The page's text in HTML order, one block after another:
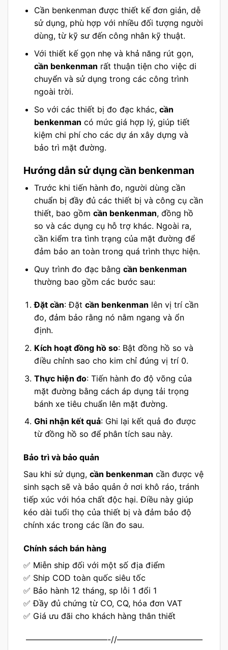
Cần benkenman được thiết kế đơn giản, dễ
sử dụng, phù hợp với nhiều đối tượng người
dùng, từ kỹ sư đến công nhân kỹ thuật.
Với thiết kế gọn nhẹ và khả năng rút gọn,
cần benkenman rất thuận tiện cho việc di
chuyển và sử dụng trong các công trình
ngoài trời.
So với các thiết bị đo đạc khác, cần
benkenman có mức giá hợp lý, giúp tiết
kiệm chi phí cho các dự án xây dựng và
bảo trì mặt đường.
Hướng dẫn sử dụng cần benkenman
Trước khi tiến hành đo, người dùng cần
chuẩn bị đầy đủ các thiết bị và công cụ cần
thiết, bao gồm cần benkenman, đồng hồ
so và các dụng cụ hỗ trợ khác. Ngoài ra,
cần kiểm tra tình trạng của mặt đường để
đảm bảo an toàn trong quá trình thực hiện.
Quy trình đo đạc bằng cần benkenman
thường bao gồm các bước sau:
Đặt cần: Đặt cần benkenman lên vị trí cần
đo, đảm bảo rằng nó nằm ngang và ổn
định.
Kích hoạt đồng hồ so: Bật đồng hồ so và
điều chỉnh sao cho kim chỉ đúng vị trí 0.
Thực hiện đo: Tiến hành đo độ võng của
mặt đường bằng cách áp dụng tải trọng
bánh xe tiêu chuẩn lên mặt đường.
Ghi nhận kết quả: Ghi lại kết quả đo được
từ đồng hồ so để phân tích sau này.
Bảo trì và bảo quản
Sau khi sử dụng, cần benkenman cần được vệ
sinh sạch sẽ và bảo quản ở nơi khô ráo, tránh
tiếp xúc với hóa chất độc hại. Điều này giúp
kéo dài tuổi thọ của thiết bị và đảm bảo độ
chính xác trong các lần đo sau.
Chính sách bán hàng
✅ Miễn ship đối với một số địa điểm
✅ Ship COD toàn quốc siêu tốc
✅ Bảo hành 12 tháng, sp lỗi 1 đổi 1
✅ Đầy đủ chứng từ CO, CQ, hóa đơn VAT
✅ Giá ưu đãi cho khách hàng thân thiết
——————————-//——————————–